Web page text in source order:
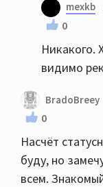
mexkb
0
Никакого.
видимо
BradoBreey
0
Насчёт
буду, но
всем.